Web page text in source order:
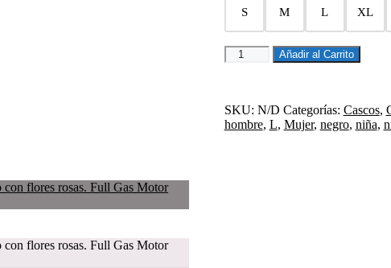
S M L XL
CASCO
JET
FLOWER
cantidad
Añadir al Carrito
SKU: N/D Categorías: Cascos,
hombre, L, Mujer, negro, niña,